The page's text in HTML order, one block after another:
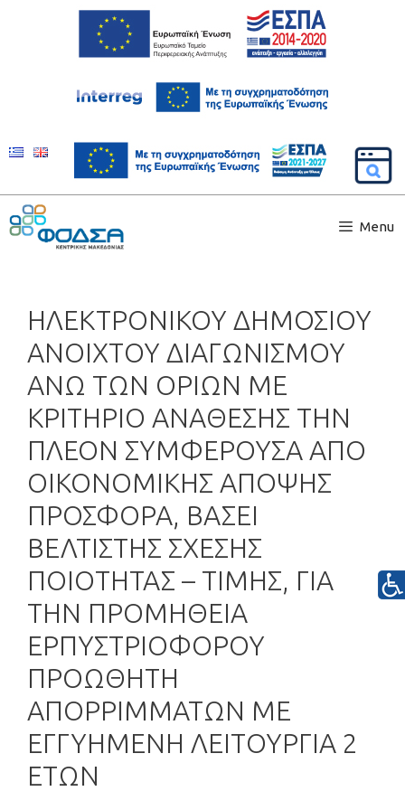
Menu
ΗΛΕΚΤΡΟΝΙΚΟΥ ΔΗΜΟΣΙΟΥ
ΑΝΟΙΧΤΟΥ ΔΙΑΓΩΝΙΣΜΟΥ
ΑΝΩ ΤΩΝ ΟΡΙΩΝ ΜΕ
ΚΡΙΤΗΡΙΟ ΑΝΑΘΕΣΗΣ ΤΗΝ
ΠΛΕΟΝ ΣΥΜΦΕΡΟΥΣΑ ΑΠΟ
ΟΙΚΟΝΟΜΙΚΗΣ ΑΠΟΨΗΣ
ΠΡΟΣΦΟΡΑ, ΒΑΣΕΙ
ΒΕΛΤΙΣΤΗΣ ΣΧΕΣΗΣ
ΠΟΙΟΤΗΤΑΣ – ΤΙΜΗΣ, ΓΙΑ
ΤΗΝ ΠΡΟΜΗΘΕΙΑ
ΕΡΠΥΣΤΡΙΟΦΟΡΟΥ
ΠΡΟΩΘΗΤΗ
ΑΠΟΡΡΙΜΜΑΤΩΝ ΜΕ
ΕΓΓΥΗΜΕΝΗ ΛΕΙΤΟΥΡΓΙΑ 2
ΕΤΩΝ